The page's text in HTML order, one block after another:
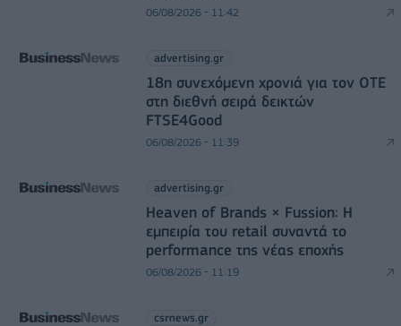
06/08/2026 - 11:42
advertising.gr
18η συνεχόμενη χρονιά για τον ΟΤΕ
στη διεθνή σειρά δεικτών
FTSE4Good
06/08/2026 - 11:39
advertising.gr
Heaven of Brands × Fussion: Η
εμπειρία του retail συναντά το
performance της νέας εποχής
06/08/2026 - 11:19
csrnews.gr